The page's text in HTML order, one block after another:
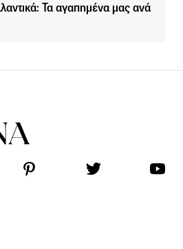
Τα αγαπημένα μας ανά